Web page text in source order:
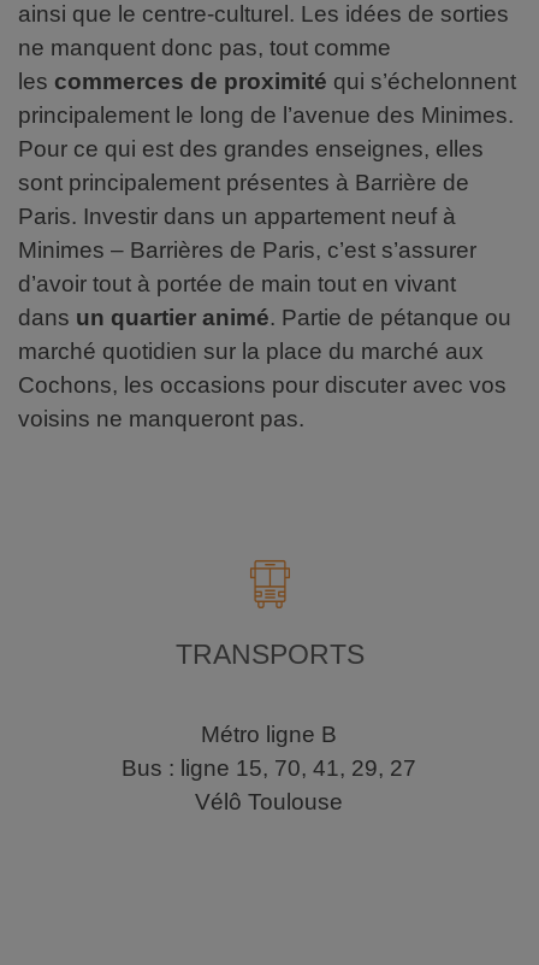
ainsi que le centre-culturel. Les idées de sorties
ne manquent donc pas, tout comme
les commerces de proximité qui s’échelonnent
principalement le long de l’avenue des Minimes.
Pour ce qui est des grandes enseignes, elles
sont principalement présentes à Barrière de
Paris. Investir dans un appartement neuf à
Minimes – Barrières de Paris, c’est s’assurer
d’avoir tout à portée de main tout en vivant
dans un quartier animé. Partie de pétanque ou
marché quotidien sur la place du marché aux
Cochons, les occasions pour discuter avec vos
voisins ne manqueront pas.
TRANSPORTS
Métro ligne B
Bus : ligne 15, 70, 41, 29, 27
Vélô Toulouse